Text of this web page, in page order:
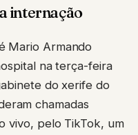
internação
Mario Armando
na terça-feira
do xerife do
chamadas
vivo, pelo TikTok, um